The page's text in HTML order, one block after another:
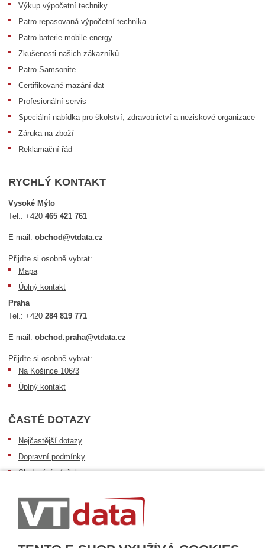
Výkup výpočetní techniky
Patro repasovaná výpočetní technika
Patro baterie mobile energy
Zkušenosti našich zákazníků
Patro Samsonite
Certifikované mazání dat
Profesionální servis
Speciální nabídka pro školství, zdravotnictví a neziskové organizace
Záruka na zboží
Reklamační řád
RYCHLÝ KONTAKT
Vysoké Mýto
Tel.:+420465 421 761
E-mail:obchod@vtdata.cz
Přijďte si osobně vybrat:
Mapa
Úplný kontakt
Praha
Tel.:+420284 819 771
E-mail:obchod.praha@vtdata.cz
Přijďte si osobně vybrat:
Na Košince 106/3
Úplný kontakt
ČASTÉ DOTAZY
Nejčastější dotazy
Dopravní podmínky
Sledování zásilek
Informace k dostupnosti zboží
Obecné informace